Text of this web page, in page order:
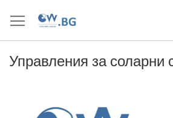
към
съдържанието
Управления за соларни